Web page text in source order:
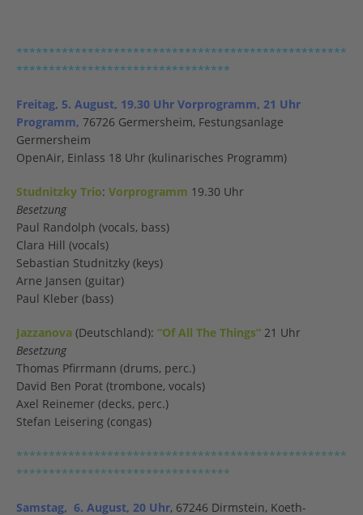
***************************************************
*********************************
Freitag, 5. August, 19.30 Uhr Vorprogramm, 21 Uhr
Programm, 76726 Germersheim, Festungsanlage
Germersheim
OpenAir, Einlass 18 Uhr (kulinarisches Programm)
Studnitzky Trio: Vorprogramm 19.30 Uhr
Besetzung
Paul Randolph (vocals, bass)
Clara Hill (vocals)
Sebastian Studnitzky (keys)
Arne Jansen (guitar)
Paul Kleber (bass)
Jazzanova (Deutschland): “Of All The Things“ 21 Uhr
Besetzung
Thomas Pfirrmann (drums, perc.)
David Ben Porat (trombone, vocals)
Axel Reinemer (decks, perc.)
Stefan Leisering (congas)
***************************************************
*********************************
Samstag, 6. August, 20 Uhr, 67246 Dirmstein, Koeth-